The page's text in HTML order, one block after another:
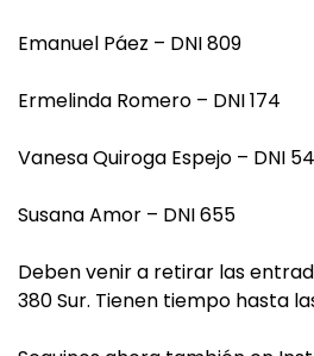
Emanuel Páez – DNI 809
Ermelinda Romero – DNI 174
Vanesa Quiroga Espejo – DNI
Susana Amor – DNI 655
Deben venir a retirar las
380 Sur. Tienen tiempo hasta